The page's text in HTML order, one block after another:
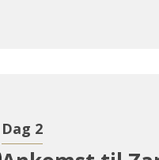
Dag 2